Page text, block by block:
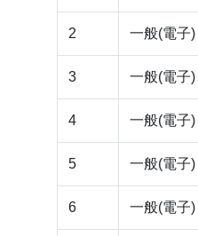
2 一般(電子)
3 一般(電子)
4 一般(電子)
5 一般(電子)
6 一般(電子)